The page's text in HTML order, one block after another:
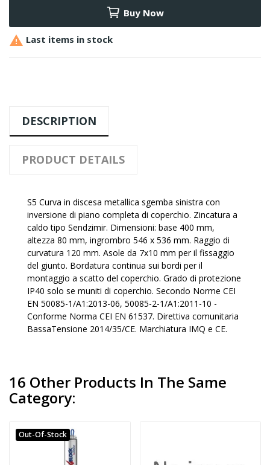
Buy Now
 Last items in stock
DESCRIPTION
PRODUCT DETAILS
S5 Curva in discesa metallica sgemba sinistra con
inversione di piano completa di coperchio. Zincatura a
caldo tipo Sendzimir. Dimensioni: base 400 mm,
altezza 80 mm, ingrombro 546 x 536 mm. Raggio di
curvatura 120 mm. Asole da 7x10 mm per il fissaggio
del giunto. Bordatura continua sui bordi per il
montaggio a scatto del coperchio. Grado di protezione
IP40 solo se muniti di coperchio. Secondo Norme CEI
EN 50085-1/A1:2013-06, 50085-2-1/A1:2011-10 -
Conforme Norma CEI EN 61537. Direttiva comunitaria
BassaTensione 2014/35/CE. Marchiatura IMQ e CE.
16 Other Products In The Same
Category:
Out-Of-Stock